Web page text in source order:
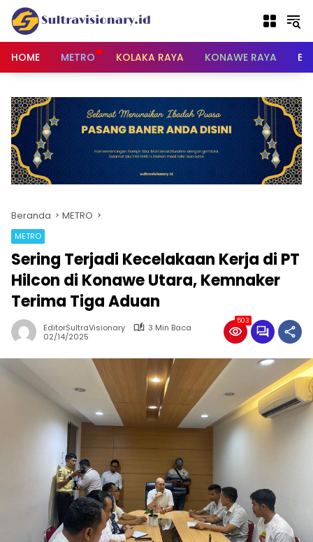
Langsung
konten
HOME
METRO KOLAKA RAYA KONAWE RAYA
Beranda METRO
METRO
Sering Terjadi Kecelakaan Kerja di PT
Hilcon di Konawe Utara, Kemnaker
Terima Tiga Aduan
EditorSultraVisionary
3 Min Baca
02/14/2025
503